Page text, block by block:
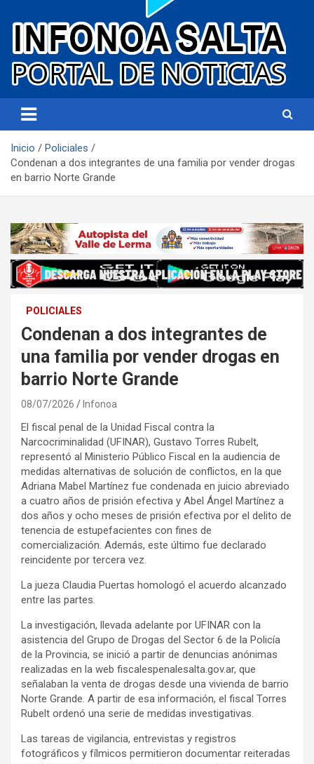
Infonoa Salta
Inicio
Policiales
Condenan a dos integrantes de una familia por vender drogas
en barrio Norte Grande
POLICIALES
Condenan a dos integrantes de
una familia por vender drogas en
barrio Norte Grande
08/07/2026 Infonoa
El fiscal penal de la Unidad Fiscal contra la
Narcocriminalidad (UFINAR), Gustavo Torres Rubelt,
representó al Ministerio Público Fiscal en la audiencia de
medidas alternativas de solución de conflictos, en la que
Adriana Mabel Martínez fue condenada en juicio abreviado
a cuatro años de prisión efectiva y Abel Ángel Martínez a
dos años y ocho meses de prisión efectiva por el delito de
tenencia de estupefacientes con fines de
comercialización. Además, este último fue declarado
reincidente por tercera vez.
La jueza Claudia Puertas homologó el acuerdo alcanzado
entre las partes.
La investigación, llevada adelante por UFINAR con la
asistencia del Grupo de Drogas del Sector 6 de la Policía
de la Provincia, se inició a partir de denuncias anónimas
realizadas en la web fiscalespenalesalta.gov.ar, que
señalaban la venta de drogas desde una vivienda de barrio
Norte Grande. A partir de esa información, el fiscal Torres
Rubelt ordenó una serie de medidas investigativas.
Las tareas de vigilancia, entrevistas y registros
fotográficos y fílmicos permitieron documentar reiteradas